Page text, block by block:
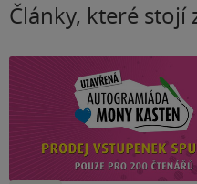
Články, které stojí